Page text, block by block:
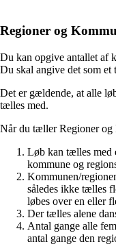
Regioner og
Du kan opgive antallet af
Du skal angive det som et
Det er gældende, at alle
tælles med.
Når du tæller Regioner
Løb kan tælles med
kommune og
Kommunen/
således ikke tælles
løbes over en eller
Der tælles alene
Antal gange alle
antal gange den